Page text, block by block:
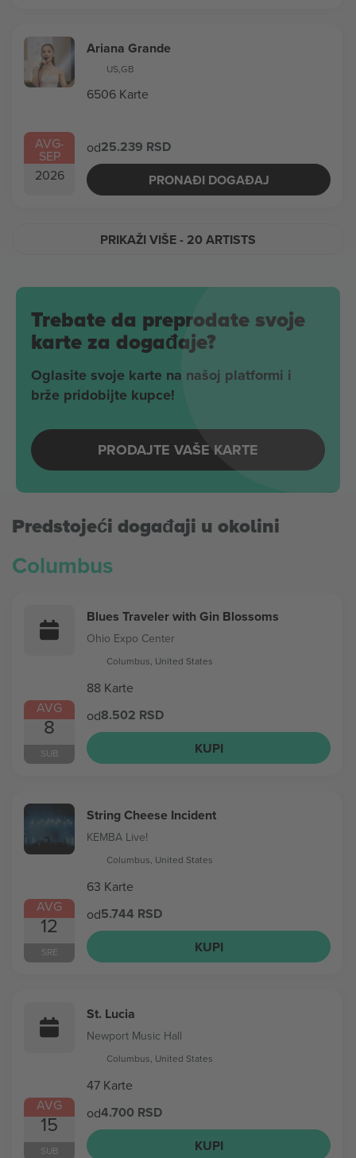
AVG-
SEP
2026
Ariana Grande
US,GB
6506 Karte
od25.239 RSD
PRONAĐI DOGAĐAJ
PRIKAŽI VIŠE- 20 ARTISTS
Trebate da preprodate svoje
karte za događaje?
Oglasite svoje karte na našoj platformi i
brže pridobijte kupce!
PRODAJTE VAŠE KARTE
Predstojeći događaji u okolini
Columbus
AVG
8
SUB
Blues Traveler with Gin Blossoms
Ohio Expo Center
Columbus, United States
88 Karte
od8.502 RSD
KUPI
AVG
12
SRE
String Cheese Incident
KEMBA Live!
Columbus, United States
63 Karte
od5.744 RSD
KUPI
AVG
15
SUB
St. Lucia
Newport Music Hall
Columbus, United States
47 Karte
od4.700 RSD
KUPI